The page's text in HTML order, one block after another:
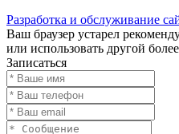
Разработка и обслуживание
Ваш браузер устарел
или использовать другой
Записаться